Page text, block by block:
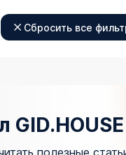
Сбросить все
полезные